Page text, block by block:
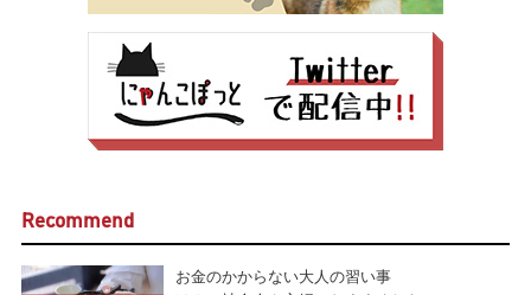
Recommend
お金のかからない大人の習い事